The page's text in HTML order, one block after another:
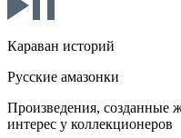
Караван историй
Русские амазонки
Произведения,
интерес у коллекционеров